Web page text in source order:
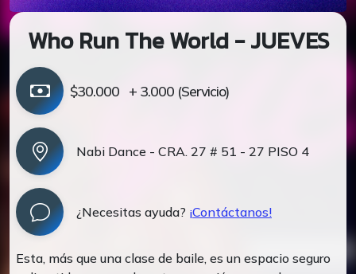
Who Run The World - JUEVES
$30.000 + 3.000 (Servicio)
Nabi Dance - CRA. 27 # 51 - 27 PISO 4
¿Necesitas ayuda? ¡Contáctanos!
Esta, más que una clase de baile, es un espacio seguro